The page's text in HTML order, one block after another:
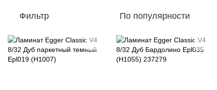
Фильтр По популярности